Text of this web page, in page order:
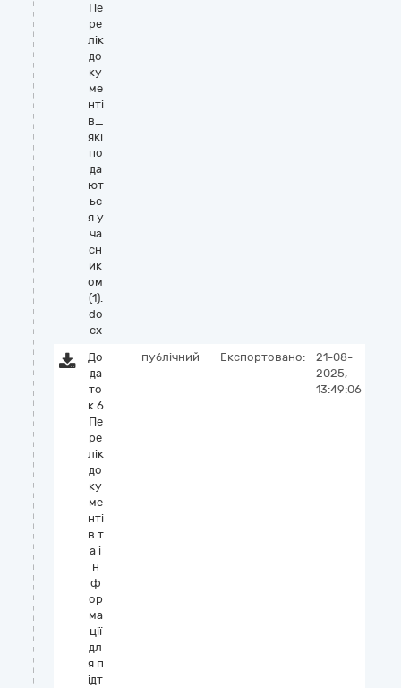
Пе
ре
лік
до
ку
ме
нті
в_
які
по
да
ют
ьс
я у
ча
сн
ик
ом
(1).
do
cx
До
да
то
к 6
Пе
ре
лік
до
ку
ме
нті
в т
а і
н
ф
ор
ма
ції
дл
я п
ідт
публічний Експортовано:
21-08-
2025,
13:49:06